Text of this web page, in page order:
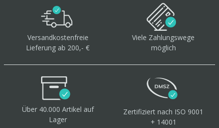
Versandkostenfreie
Lieferung ab 200,- €
Viele Zahlungswege
möglich
Über 40.000 Artikel auf
Lager
Zertifiziert nach ISO 9001
+ 14001